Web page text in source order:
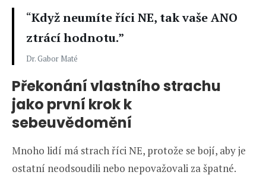
“Když neumíte říci NE, tak vaše ANO
ztrácí hodnotu.”
Dr. Gabor Maté
Překonání vlastního strachu
jako první krok k
sebeuvědomění
Mnoho lidí má strach říci NE, protože se bojí, aby je
ostatní neodsoudili nebo nepovažovali za špatné.